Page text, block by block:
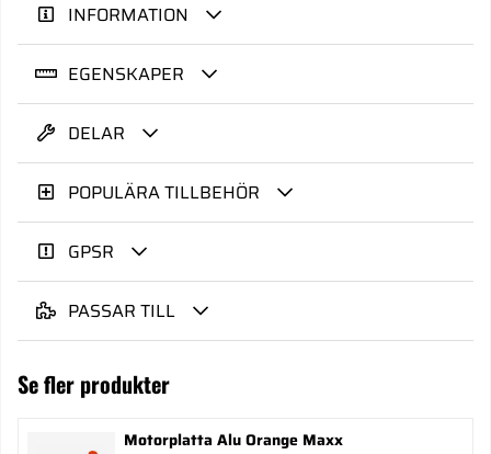
INFORMATION
EGENSKAPER
DELAR
POPULÄRA TILLBEHÖR
GPSR
PASSAR TILL
Se fler produkter
Motorplatta Alu Orange Maxx